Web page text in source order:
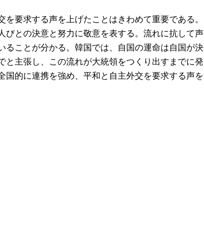
要求する声を上げたことはきわめて重要である。
びとの決意と努力に敬意を表する。流れに抗して声
ることが分かる。韓国では、自国の運命は自国が決
と主張し、この流れが大統領をつくり出すまでに発
国的に連携を強め、平和と自主外交を要求する声を